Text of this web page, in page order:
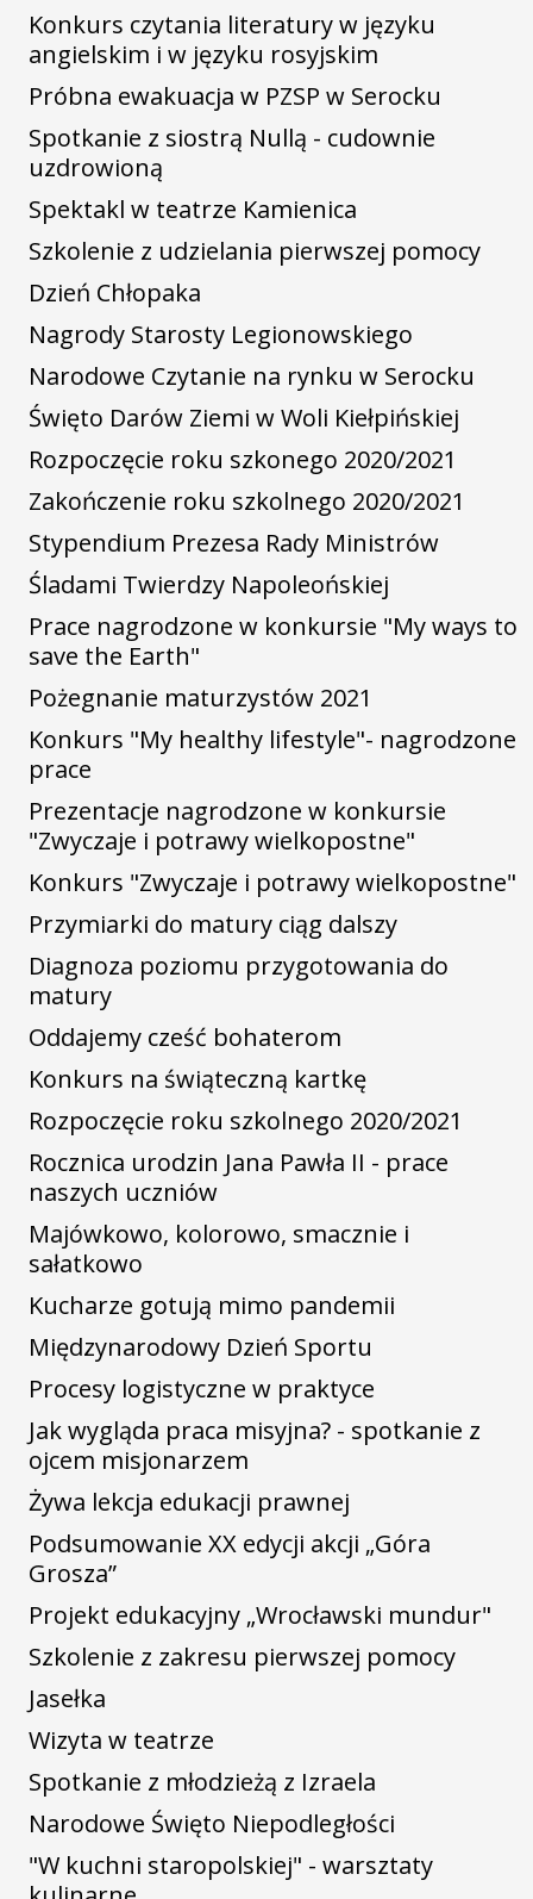
Konkurs czytania literatury w języku
angielskim i w języku rosyjskim
Próbna ewakuacja w PZSP w Serocku
Spotkanie z siostrą Nullą - cudownie
uzdrowioną
Spektakl w teatrze Kamienica
Szkolenie z udzielania pierwszej pomocy
Dzień Chłopaka
Nagrody Starosty Legionowskiego
Narodowe Czytanie na rynku w Serocku
Święto Darów Ziemi w Woli Kiełpińskiej
Rozpoczęcie roku szkonego 2020/2021
Zakończenie roku szkolnego 2020/2021
Stypendium Prezesa Rady Ministrów
Śladami Twierdzy Napoleońskiej
Prace nagrodzone w konkursie "My ways to
save the Earth"
Pożegnanie maturzystów 2021
Konkurs "My healthy lifestyle"- nagrodzone
prace
Prezentacje nagrodzone w konkursie
"Zwyczaje i potrawy wielkopostne"
Konkurs "Zwyczaje i potrawy wielkopostne"
Przymiarki do matury ciąg dalszy
Diagnoza poziomu przygotowania do
matury
Oddajemy cześć bohaterom
Konkurs na świąteczną kartkę
Rozpoczęcie roku szkolnego 2020/2021
Rocznica urodzin Jana Pawła II - prace
naszych uczniów
Majówkowo, kolorowo, smacznie i
sałatkowo
Kucharze gotują mimo pandemii
Międzynarodowy Dzień Sportu
Procesy logistyczne w praktyce
Jak wygląda praca misyjna? - spotkanie z
ojcem misjonarzem
Żywa lekcja edukacji prawnej
Podsumowanie XX edycji akcji „Góra
Grosza”
Projekt edukacyjny „Wrocławski mundur"
Szkolenie z zakresu pierwszej pomocy
Jasełka
Wizyta w teatrze
Spotkanie z młodzieżą z Izraela
Narodowe Święto Niepodległości
"W kuchni staropolskiej" - warsztaty